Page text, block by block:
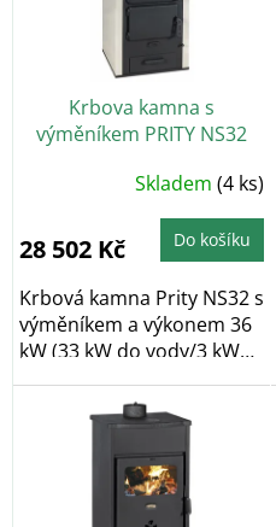
Krbova kamna s
výměníkem PRITY NS32
5,0
z
hvězdiček.
Skladem(4 ks)
28 502 Kč Do košíku
Krbová kamna Prity NS32 s
výměníkem a výkonem 36
kW (33 kW do vody/3 kW